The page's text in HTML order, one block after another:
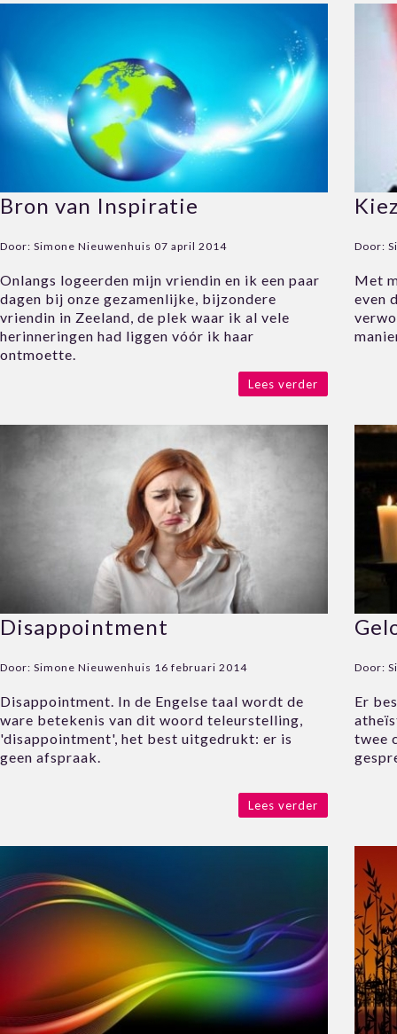
Bron van Inspiratie
Door: Simone Nieuwenhuis 07 april 2014
Onlangs logeerden mijn vriendin en ik een paar
dagen bij onze gezamenlijke, bijzondere
vriendin in Zeeland, de plek waar ik al vele
herinneringen had liggen vóór ik haar
ontmoette.
Lees verder
Door:
Met
even
Disappointment
Door: Simone Nieuwenhuis 16 februari 2014
Disappointment. In de Engelse taal wordt de
ware betekenis van dit woord teleurstelling,
'disappointment', het best uitgedrukt: er is
geen afspraak.
Lees verder
Door:
Er
twee